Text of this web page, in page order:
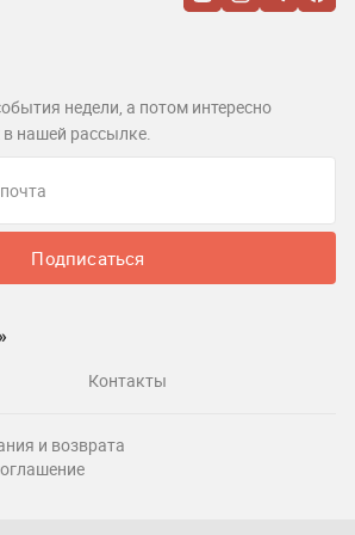
недели, а потом интересно
нашей рассылке.
Подписаться
Контакты
и возврата